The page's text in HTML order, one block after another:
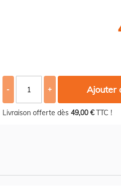
- + Ajouter
Livraison offerte dès 49,00 €TTC !